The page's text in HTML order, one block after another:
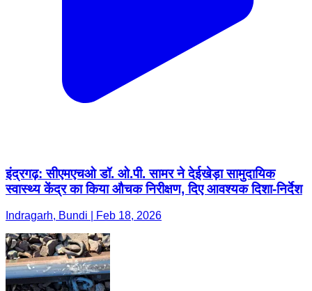
इंद्रगढ़: सीएमएचओ डॉ. ओ.पी. सामर ने देईखेड़ा सामुदायिक
स्वास्थ्य केंद्र का किया औचक निरीक्षण, दिए आवश्यक दिशा-निर्देश
Indragarh, Bundi | Feb 18, 2026